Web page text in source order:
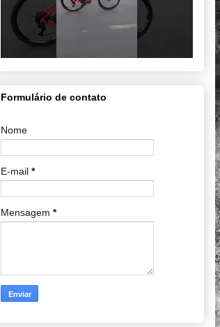
Formulário de contato
Nome
E-mail *
Mensagem *